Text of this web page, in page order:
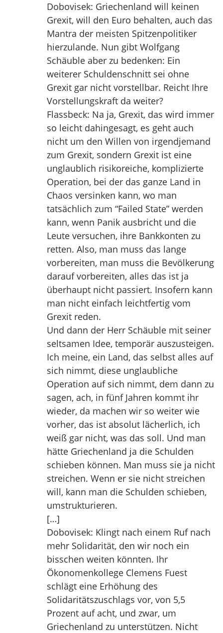
Dobovisek: Griechenland will keinen
Grexit, will den Euro behalten, auch das
Mantra der meisten Spitzenpolitiker
hierzulande. Nun gibt Wolfgang
Schäuble aber zu bedenken: Ein
weiterer Schuldenschnitt sei ohne
Grexit gar nicht vorstellbar. Reicht Ihre
Vorstellungskraft da weiter?
Flassbeck: Na ja, Grexit, das wird immer
so leicht dahingesagt, es geht auch
nicht um den Willen von irgendjemand
zum Grexit, sondern Grexit ist eine
unglaublich risikoreiche, komplizierte
Operation, bei der das ganze Land in
Chaos versinken kann, wo man
tatsächlich zum “Failed State” werden
kann, wenn Panik ausbricht und die
Leute versuchen, ihre Bankkonten zu
retten. Also, man muss das lange
vorbereiten, man muss die Bevölkerung
darauf vorbereiten, alles das ist ja
überhaupt nicht passiert. Insofern kann
man nicht einfach leichtfertig vom
Grexit reden.
Und dann der Herr Schäuble mit seiner
seltsamen Idee, temporär auszusteigen.
Ich meine, ein Land, das selbst alles auf
sich nimmt, diese unglaubliche
Operation auf sich nimmt, dem dann zu
sagen, ach, in fünf Jahren kommt ihr
wieder, da machen wir so weiter wie
vorher, das ist absolut lächerlich, ich
weiß gar nicht, was das soll. Und man
hätte Griechenland ja die Schulden
schieben können. Man muss sie ja nicht
streichen. Wenn er sie nicht streichen
will, kann man die Schulden schieben,
umstrukturieren.
[…]
Dobovisek: Klingt nach einem Ruf nach
mehr Solidarität, den wir noch ein
bisschen weiten könnten. Ihr
Ökonomenkollege Clemens Fuest
schlägt eine Erhöhung des
Solidaritätszuschlags vor, von 5,5
Prozent auf acht, und zwar, um
Griechenland zu unterstützen. Nicht